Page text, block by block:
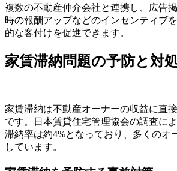
複数の不動産仲介会社と連携し、広告
時の報酬アップなどのインセンティブ
的な客付けを促進できます。
家賃滞納問題の予防と対
家賃滞納は不動産オーナーの収益に直
です。日本賃貸住宅管理協会の調査に
滞納率は約4%となっており、多くのオ
しています。